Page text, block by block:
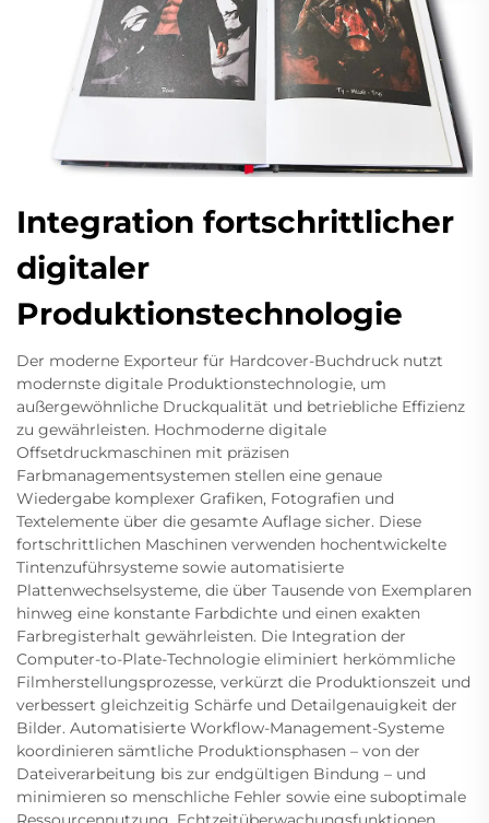
Integration fortschrittlicher
digitaler
Produktionstechnologie
Der moderne Exporteur für Hardcover-Buchdruck nutzt
modernste digitale Produktionstechnologie, um
außergewöhnliche Druckqualität und betriebliche Effizienz
zu gewährleisten. Hochmoderne digitale
Offsetdruckmaschinen mit präzisen
Farbmanagementsystemen stellen eine genaue
Wiedergabe komplexer Grafiken, Fotografien und
Textelemente über die gesamte Auflage sicher. Diese
fortschrittlichen Maschinen verwenden hochentwickelte
Tintenzuführsysteme sowie automatisierte
Plattenwechselsysteme, die über Tausende von Exemplaren
hinweg eine konstante Farbdichte und einen exakten
Farbregisterhalt gewährleisten. Die Integration der
Computer-to-Plate-Technologie eliminiert herkömmliche
Filmherstellungsprozesse, verkürzt die Produktionszeit und
verbessert gleichzeitig Schärfe und Detailgenauigkeit der
Bilder. Automatisierte Workflow-Management-Systeme
koordinieren sämtliche Produktionsphasen – von der
Dateiverarbeitung bis zur endgültigen Bindung – und
minimieren so menschliche Fehler sowie eine suboptimale